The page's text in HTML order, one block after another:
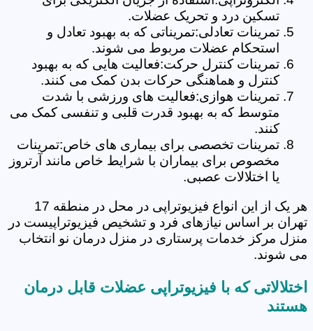
تسکین درد و تحریک عضلات.
تمرینات تعادلی:تمریناتی که به بهبود تعادل و
استحکام عضلات مربوط می شوند.
تمرینات کنترل حرکت:فعالیت هایی که به بهبود
کنترل و هماهنگی حرکات بدن کمک می کنند.
تمرینات هوازی:فعالیت های ورزشی با شدت
متوسط که به بهبود قدرت قلبی و تنفسی کمک می
کنند.
تمرینات تخصصی برای بیماری های خاص:تمرینات
مخصوص برای بیماران با شرایط خاص مانند آرتروز
یا اختلالات عصبی.
هر یک از این انواع فیزیوتراپی در محل در منطقه 17
تهران بر اساس نیازهای فرد و تشخیص فیزیوتراپیست در
منزل مرکز خدمات پرستاری در منزل درمان نو انتخاب
می شوند.
اختلالاتی که با فیزیوتراپی عضلات قابل درمان
هستند